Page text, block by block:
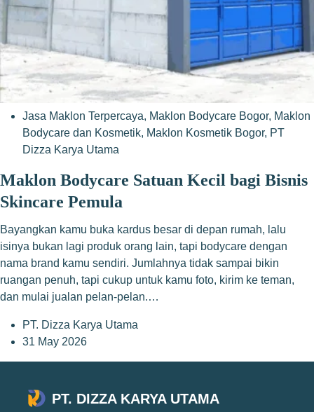
Jasa Maklon Terpercaya, Maklon Bodycare Bogor, Maklon
Bodycare dan Kosmetik, Maklon Kosmetik Bogor, PT
Dizza Karya Utama
Maklon Bodycare Satuan Kecil bagi Bisnis
Skincare Pemula
Bayangkan kamu buka kardus besar di depan rumah, lalu
isinya bukan lagi produk orang lain, tapi bodycare dengan
nama brand kamu sendiri. Jumlahnya tidak sampai bikin
ruangan penuh, tapi cukup untuk kamu foto, kirim ke teman,
dan mulai jualan pelan-pelan.…
PT. Dizza Karya Utama
31 May 2026
PT. DIZZA KARYA UTAMA